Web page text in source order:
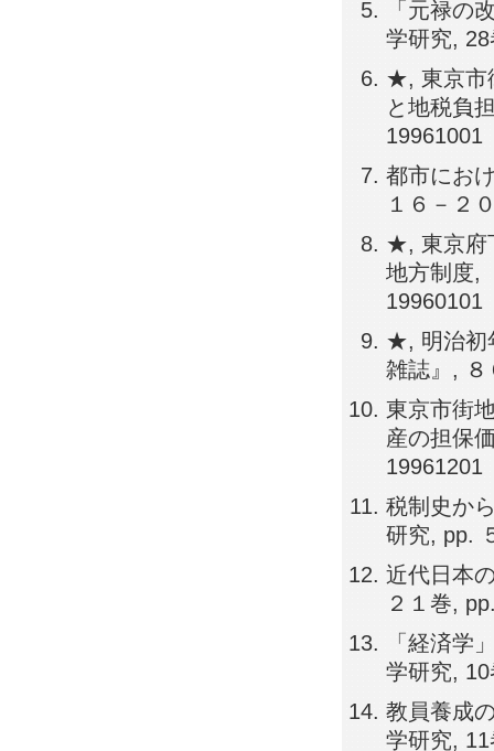
「元禄の
学研究,
★, 東京市
と地税負
19961001
都市にお
１６－２
★, 東京府
地方制度,
19960101
★, 明治初
雑誌』, ８
東京市街
産の担保
19961201
税制史か
研究, pp.
近代日本
２１巻,
「経済学
学研究,
教員養成
学研究,